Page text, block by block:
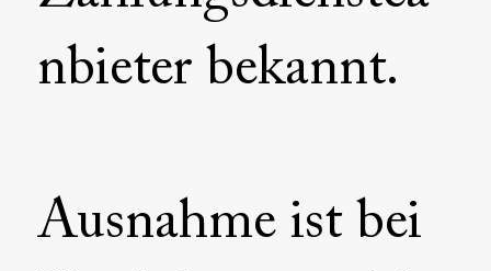
nbieter bekannt.
Ausnahme ist bei